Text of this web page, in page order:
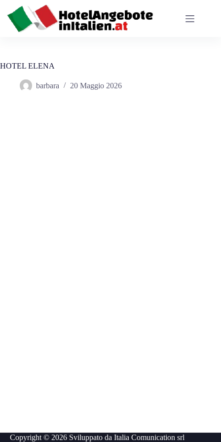
contenuto
HOTEL ELENA
barbara 20 Maggio 2026
Copyright © 2026 Sviluppato daItalia Comunication srl